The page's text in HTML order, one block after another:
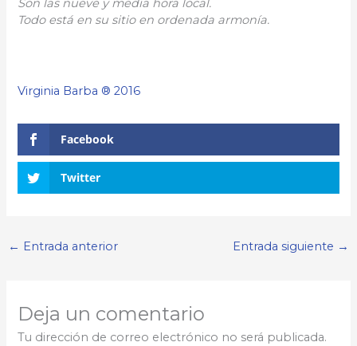
Son las nueve y media hora local.
Todo está en su sitio en ordenada armonía.
Virginia Barba ® 2016
Facebook
Twitter
← Entrada anterior Entrada siguiente →
Deja un comentario
Tu dirección de correo electrónico no será publicada.